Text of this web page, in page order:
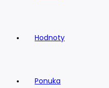
Hodnoty
Ponuka